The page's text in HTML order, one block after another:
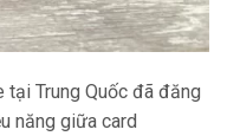
tại Trung Quốc đã đăng
năng giữa card